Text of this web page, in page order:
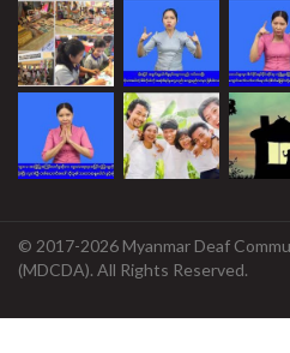
© 2017-2026 Myanmar Deaf
(MDCDA). All Rights Reserved.